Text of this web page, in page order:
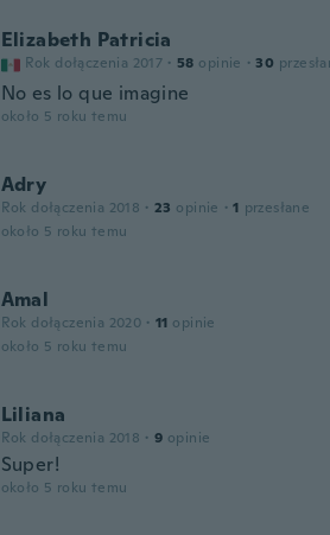
Elizabeth Patricia
Rok dołączenia 2017 · 58 opinie · 30
No es lo que imagine
około 5 roku temu
Adry
Rok dołączenia 2018 · 23 opinie · 1 przesłane
około 5 roku temu
Amal
Rok dołączenia 2020 · 11 opinie
około 5 roku temu
Liliana
Rok dołączenia 2018 · 9 opinie
Super!
około 5 roku temu